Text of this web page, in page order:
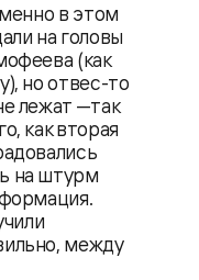
в этом
на головы
(как
но отвес-то
лежат —так
как вторая
на штурм
между